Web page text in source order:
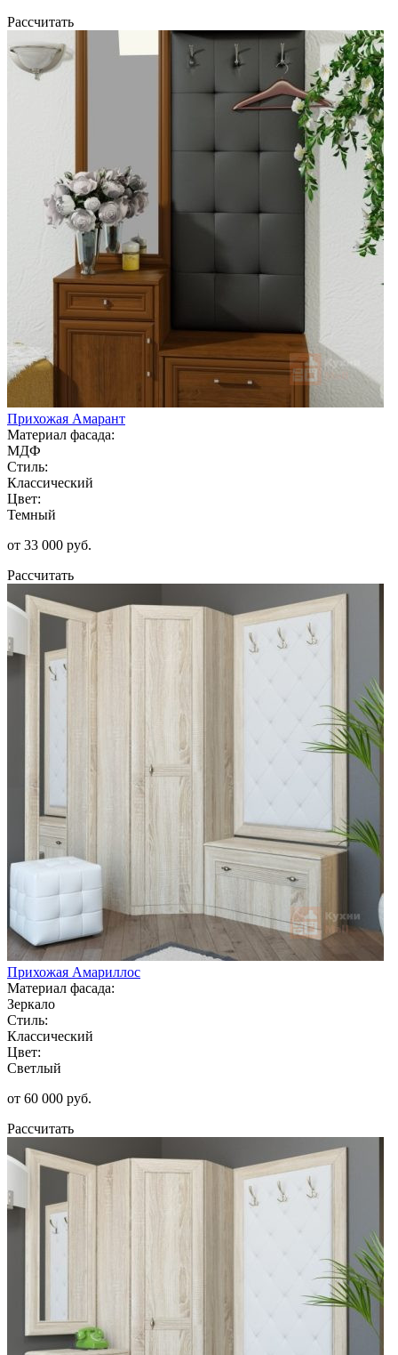
Рассчитать
Прихожая Амарант
Материал фасада:
МДФ
Стиль:
Классический
Цвет:
Темный
от 33 000 руб.
Рассчитать
Прихожая Амариллос
Материал фасада:
Зеркало
Стиль:
Классический
Цвет:
Светлый
от 60 000 руб.
Рассчитать